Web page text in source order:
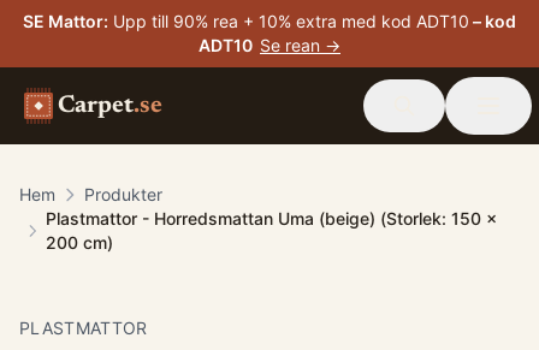
SE Mattor: Upp till 90% rea + 10% extra med kod ADT10 – kod
ADT10 Se rean →
Carpet.se
Hem
Produkter
Plastmattor - Horredsmattan Uma (beige) (Storlek: 150 x
200 cm)
PLASTMATTOR